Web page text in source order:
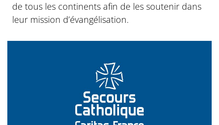
de tous les continents afin de les soutenir dans
leur mission d’évangélisation.